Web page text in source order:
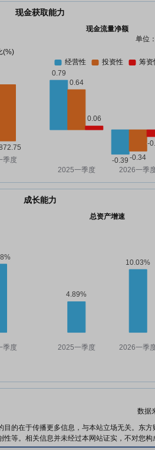
现金获取能力
现金流量净额
单位
成长能力
总资产增速
数据
目的在于传播更多信息，与本站立场无关。东
性等。相关信息并未经过本网站证实，不对您